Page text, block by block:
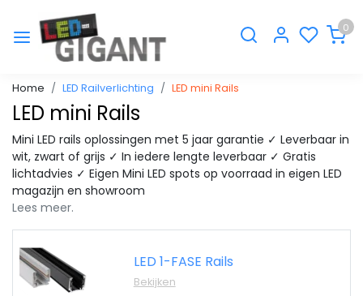
0
Home LED Railverlichting LED mini Rails
LED mini Rails
Mini LED rails oplossingen met 5 jaar garantie ✓ Leverbaar in
wit, zwart of grijs ✓ In iedere lengte leverbaar ✓ Gratis
lichtadvies ✓ Eigen Mini LED spots op voorraad in eigen LED
magazijn en showroom
Lees meer.
LED 1-FASE Rails
Bekijken